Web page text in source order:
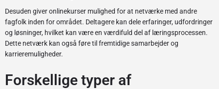
Desuden giver onlinekurser mulighed for at netværke med andre
fagfolk inden for området. Deltagere kan dele erfaringer, udfordringer
og løsninger, hvilket kan være en værdifuld del af læringsprocessen.
Dette netværk kan også føre til fremtidige samarbejder og
karrieremuligheder.
Forskellige typer af